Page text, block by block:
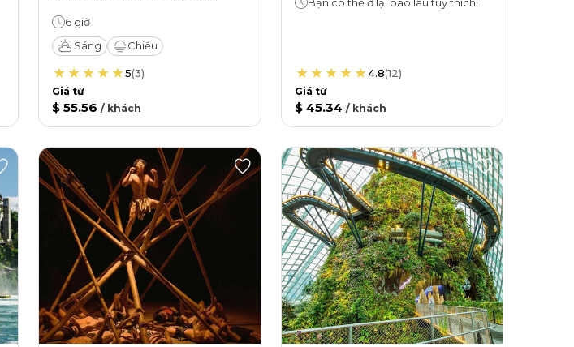
6 giờ
Sáng
Chiều
5(3)
Giá từ
$ 55.56 / khách
4.8(12)
Giá từ
$ 45.34 / khách